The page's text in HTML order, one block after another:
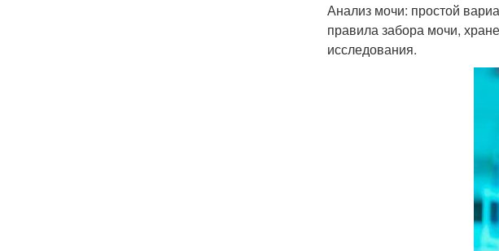
Анализ мочи: простой
правила забора мочи,
исследования.